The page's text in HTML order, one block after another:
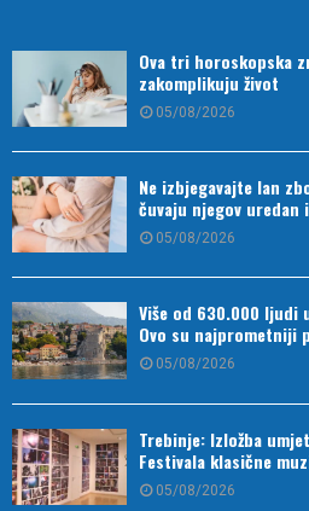
Ova tri horoskopska
zakomplikuju život
05/08/2026
Ne izbjegavajte lan
čuvaju njegov uredan
05/08/2026
Više od 630.000 ljudi
Ovo su najprometniji
05/08/2026
Trebinje: Izložba
Festivala klasične
05/08/2026